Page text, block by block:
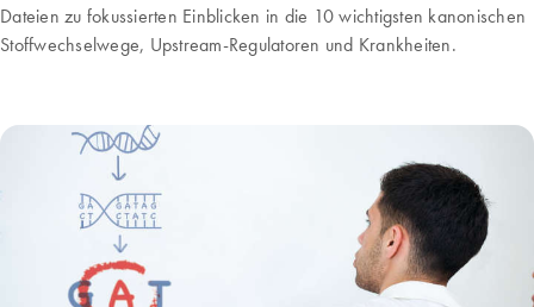
Dateien zu fokussierten Einblicken in die 10 wichtigsten kanonischen
Stoffwechselwege, Upstream-Regulatoren und Krankheiten.